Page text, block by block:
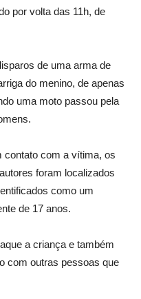
por volta das 11h, de
de uma arma de
do menino, de apenas
uma moto passou pela
contato com a vítima, os
foram localizados
como um
de 17 anos.
a criança e também
com outras pessoas que